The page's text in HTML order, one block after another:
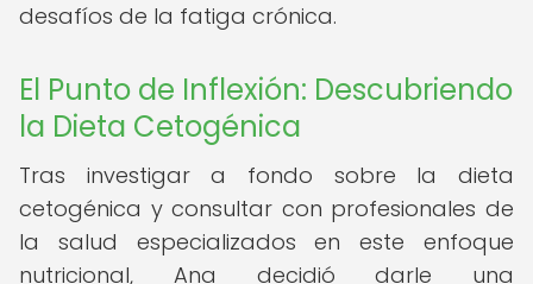
desafíos de la fatiga crónica.
El Punto de Inflexión: Descubriendo
la Dieta Cetogénica
Tras investigar a fondo sobre la dieta
cetogénica y consultar con profesionales de
la salud especializados en este enfoque
nutricional, Ana decidió darle una